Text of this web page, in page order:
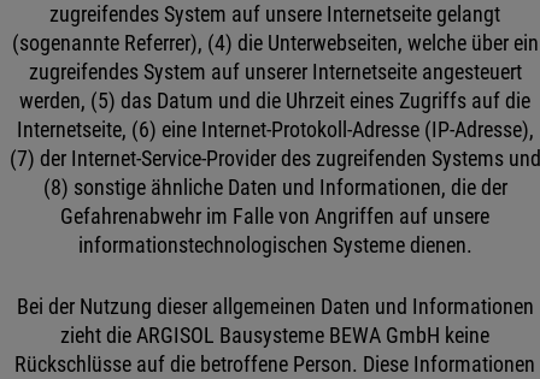
zugreifendes System auf unsere Internetseite gelangt
(sogenannte Referrer), (4) die Unterwebseiten, welche über ein
zugreifendes System auf unserer Internetseite angesteuert
werden, (5) das Datum und die Uhrzeit eines Zugriffs auf die
Internetseite, (6) eine Internet-Protokoll-Adresse (IP-Adresse),
(7) der Internet-Service-Provider des zugreifenden Systems und
(8) sonstige ähnliche Daten und Informationen, die der
Gefahrenabwehr im Falle von Angriffen auf unsere
informationstechnologischen Systeme dienen.
Bei der Nutzung dieser allgemeinen Daten und Informationen
zieht die ARGISOL Bausysteme BEWA GmbH keine
Rückschlüsse auf die betroffene Person. Diese Informationen